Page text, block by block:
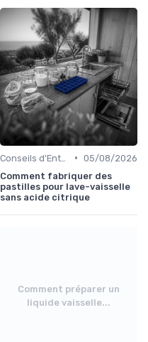
• 05/08/2026
Comment fabriquer des
pastilles pour lave-vaisselle
sans acide citrique
Comment préparer un
liquide vaisselle...